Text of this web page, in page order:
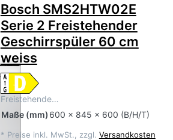
Bosch SMS2HTW02E
Serie 2 Freistehender
Geschirrspüler 60 cm
weiss
Freistehende…
Maße (mm) 600 x 845 x 600 (B/H/T)
* Preise inkl. MwSt., zzgl. Versandkosten